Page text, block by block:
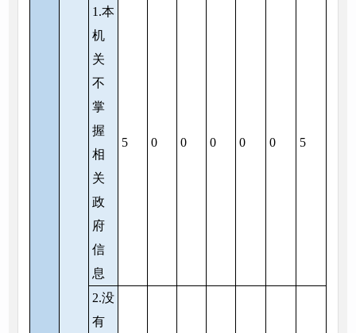
1.本
机
关
不
掌
握
相
关
政
府
信
息
5 0 0 0 0 0 5
2.没
有